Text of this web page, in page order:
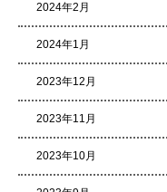
2024年2月
2024年1月
2023年12月
2023年11月
2023年10月